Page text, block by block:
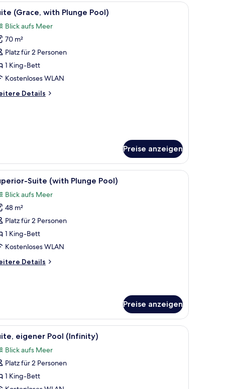
mit einer Pflanze.
Meerblick und einem Balkon mit Gartenmöbeln.Ein modernes Wohnzimmer mit einem
6 (Grace, with Plunge Pool)
Blick aufs Meer
70 m²
Platz für 2 Personen
1 King-Bett
Kostenloses WLAN
Details
Preise anzeigen
Sofa, einem runden Couchtisch und Meerblick durch offene Türen.
Ein modernes Wohnzimmer mit einem
5 Suite (with Plunge Pool)
Blick aufs Meer
48 m²
Platz für 2 Personen
1 King-Bett
Kostenloses WLAN
Details
Preise anzeigen
einem Computer.
und eine felsige Landschaft. Ein Infinity-Pool auf dem Dach mit zwei
14 eigener Pool (Infinity)
Blick aufs Meer
Platz für 2 Personen
1 King-Bett